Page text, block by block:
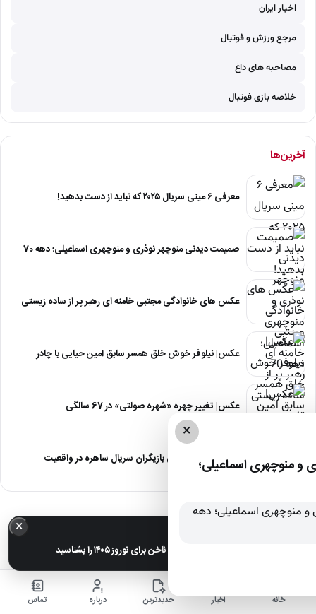
اخبار ایران
مرجع ورزش و فوتبال
مصاحبه های داغ
خلاصه بازی فوتبال
آخرین‌ها
معرفی ۶ مینی سریال ۲۰۲۵ که نباید از دست بدهید!
صمیمت دیدنی منوچهر نوذری و منوچهری اسماعیلی؛ دهه 70
عکس های خانوادگی مجتبی خامنه ای رهبر پر از ساده زیستی
عکس| نیلوفر خوش خلق همسر سابق امین حیایی با چادر
عکس| تغییر چهره «شهره صولتی» در 67 سالگی
عکس| آلبوم عروسی بازیگران سریال ساهره در واقعیت
×
منوچهری اسماعیلی؛
×
عکس| ترندترین طرح‌های ناخن برای نوروز ۱۴۰۵ را بشناسید
خانه اخبار جدیدترین درباره تماس